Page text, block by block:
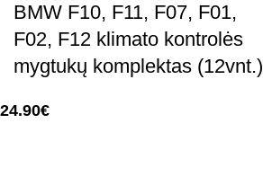
BMW F10, F11, F07, F01,
F02, F12 klimato kontrolės
mygtukų komplektas (12vnt.)
24.90€